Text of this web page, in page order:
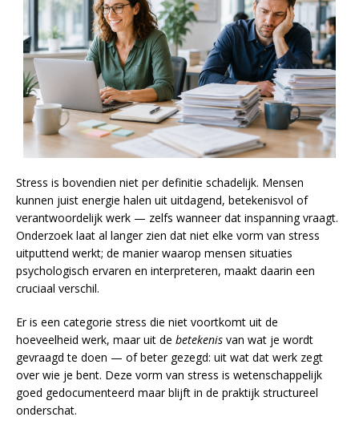
Stress is bovendien niet per definitie schadelijk. Mensen
kunnen juist energie halen uit uitdagend, betekenisvol of
verantwoordelijk werk — zelfs wanneer dat inspanning vraagt.
Onderzoek laat al langer zien dat niet elke vorm van stress
uitputtend werkt; de manier waarop mensen situaties
psychologisch ervaren en interpreteren, maakt daarin een
cruciaal verschil.
Er is een categorie stress die niet voortkomt uit de
hoeveelheid werk, maar uit de betekenis van wat je wordt
gevraagd te doen — of beter gezegd: uit wat dat werk zegt
over wie je bent. Deze vorm van stress is wetenschappelijk
goed gedocumenteerd maar blijft in de praktijk structureel
onderschat.